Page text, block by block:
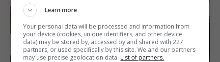
Learn more
Your personal data will be processed and information from
your device (cookies, unique identifiers, and other device
data) may be stored by, accessed by and shared with 227
partners, or used specifically by this site. We and our partners
may use precise geolocation data. List of partners.